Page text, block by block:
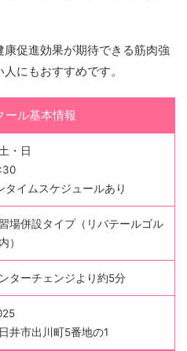
促進効果が期待できる筋肉強
にもおすすめです。
ール基本情報
・日
タイムスケジュールあり
場併設タイプ（リバテールゴル
）
ターチェンジより約5分
井市出川町5番地の1